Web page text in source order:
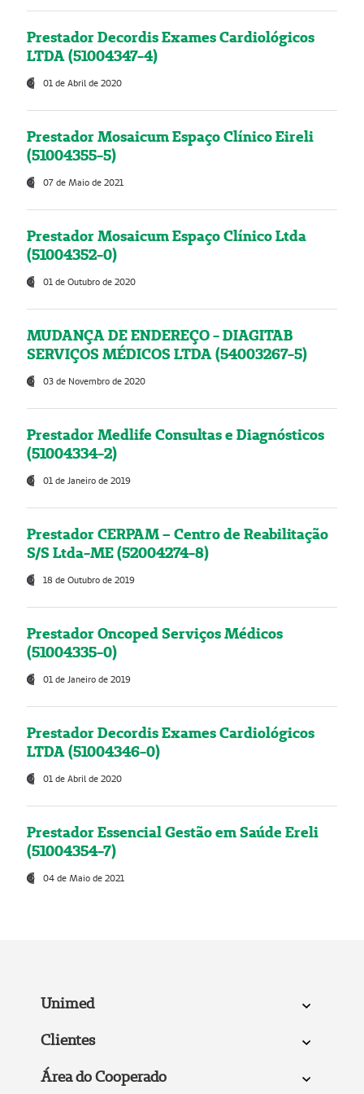
Prestador Decordis Exames Cardiológicos
LTDA (51004347-4)
01 de Abril de 2020
Prestador Mosaicum Espaço Clínico Eireli
(51004355-5)
07 de Maio de 2021
Prestador Mosaicum Espaço Clínico Ltda
(51004352-0)
01 de Outubro de 2020
MUDANÇA DE ENDEREÇO - DIAGITAB
SERVIÇOS MÉDICOS LTDA (54003267-5)
03 de Novembro de 2020
Prestador Medlife Consultas e Diagnósticos
(51004334-2)
01 de Janeiro de 2019
Prestador CERPAM – Centro de Reabilitação
S/S Ltda-ME (52004274-8)
18 de Outubro de 2019
Prestador Oncoped Serviços Médicos
(51004335-0)
01 de Janeiro de 2019
Prestador Decordis Exames Cardiológicos
LTDA (51004346-0)
01 de Abril de 2020
Prestador Essencial Gestão em Saúde Ereli
(51004354-7)
04 de Maio de 2021
Unimed
Clientes
Área do Cooperado